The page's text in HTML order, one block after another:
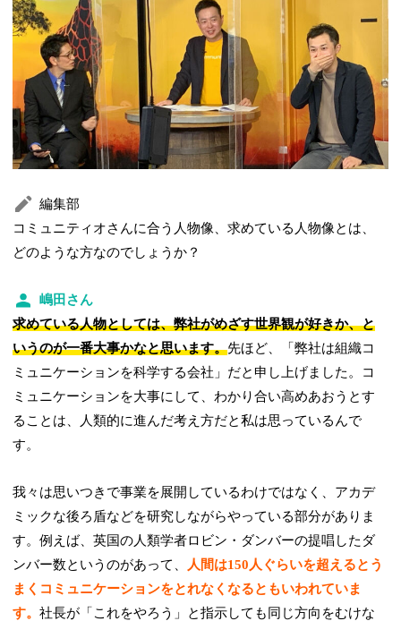
編集部
コミュニティオさんに合う人物像、求めている人物像とは、
どのような方なのでしょうか？
嶋田さん
求めている人物としては、弊社がめざす世界観が好きか、と
いうのが一番大事かなと思います。先ほど、「弊社は組織コ
ミュニケーションを科学する会社」だと申し上げました。コ
ミュニケーションを大事にして、わかり合い高めあおうとす
ることは、人類的に進んだ考え方だと私は思っているんで
す。
我々は思いつきで事業を展開しているわけではなく、アカデ
ミックな後ろ盾などを研究しながらやっている部分がありま
す。例えば、英国の人類学者ロビン・ダンバーの提唱したダ
ンバー数というのがあって、
人間は150人ぐらいを超えるとう
まくコミュニケーションをとれなくなるともいわれていま
す。社長が「これをやろう」と指示しても同じ方向をむけな